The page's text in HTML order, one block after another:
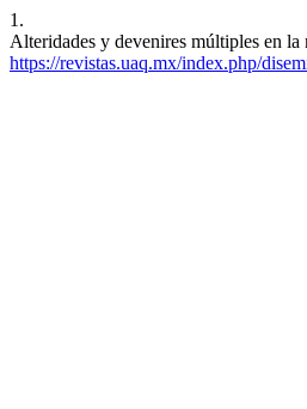
1.
Alteridades y devenires múltiples en
https://revistas.uaq.mx/index.php/